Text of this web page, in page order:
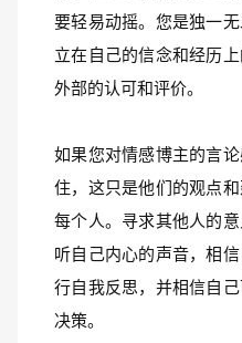
要轻易动摇。您是独一
立在自己的信念和经历
外部的认可和评价。
如果您对情感博主的言
住，这只是他们的观点
每个人。寻求其他人的
听自己内心的声音，相
行自我反思，并相信自
决策。